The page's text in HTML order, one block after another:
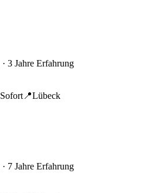
· 3 Jahre Erfahrung
Sofort 📍Lübeck
· 7 Jahre Erfahrung